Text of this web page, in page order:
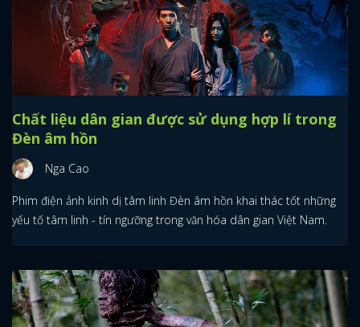
Chất liệu dân gian được sử dụng hợp lí trong
Đèn âm hồn
Nga Cao
Phim điện ảnh kinh dị tâm linh Đèn âm hồn khai thác tốt những
yếu tố tâm linh - tín ngưỡng trong văn hóa dân gian Việt Nam.